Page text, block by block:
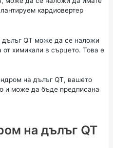
кардиовертер
QT може да се наложи
от химикали в сърцето. Това е
на дълъг QT, вашето
и може да бъде предписана
на дълъг QT